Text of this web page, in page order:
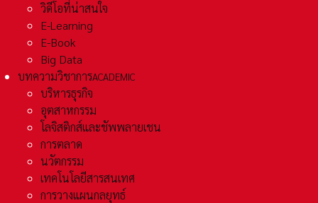
วิดีโอที่น่าสนใจ
E-Learning
E-Book
Big Data
บทความวิชาการACADEMIC
บริหารธุรกิจ
อุตสาหกรรม
โลจิสติกส์และชัพพลายเชน
การตลาด
นวัตกรรม
เทคโนโลยีสารสนเทศ
การวางแผนกลยุทธ์